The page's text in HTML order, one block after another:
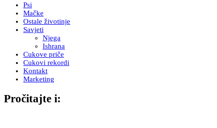
Psi
Mačke
Ostale životinje
Savjeti
Njega
Ishrana
Cukove priče
Cukovi rekordi
Kontakt
Marketing
Pročitajte i: